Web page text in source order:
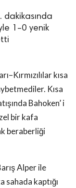
dakikasında
1–0 yenik
kısa
Kısa
Bahoken’ i
bir kafa
beraberliği
Alper ile
sahada kaptığı